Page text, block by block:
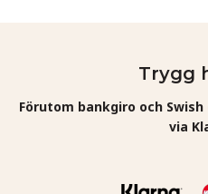
Trygg
Förutom bankgiro och
via